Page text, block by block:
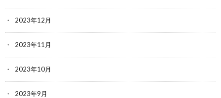
2023年12月
2023年11月
2023年10月
2023年9月